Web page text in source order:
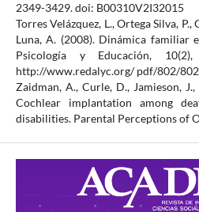
2349-3429. doi: B00310V2I32015
Torres Velázquez, L., Ortega Silva,
Luna, A. (2008). Dinámica familiar
Psicología y Educación,
http://www.redalyc.org/ pdf/802/
Zaidman, A., Curle, D., Jamieson,
Cochlear implantation among
disabilities. Parental Perceptions of